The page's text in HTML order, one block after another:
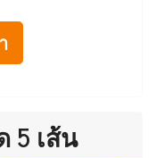
5 เส้น